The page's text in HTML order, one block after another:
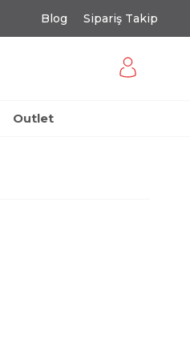
Blog Sipariş Takip
Outlet